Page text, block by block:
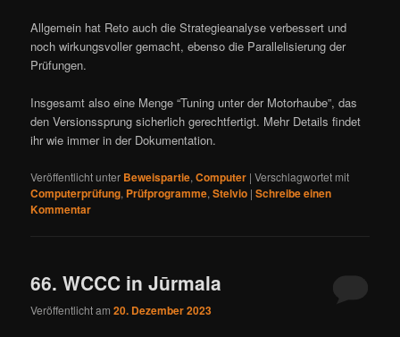
Allgemein hat Reto auch die Strategieanalyse verbessert und
noch wirkungsvoller gemacht, ebenso die Parallelisierung der
Prüfungen.
Insgesamt also eine Menge “Tuning unter der Motorhaube”, das
den Versionssprung sicherlich gerechtfertigt. Mehr Details findet
ihr wie immer in der Dokumentation.
Veröffentlicht unter Beweispartie,Computer |Verschlagwortet mit
Computerprüfung, Prüfprogramme,Stelvio |Schreibe einen
Kommentar
66. WCCC in Jūrmala
Veröffentlicht am20. Dezember 2023